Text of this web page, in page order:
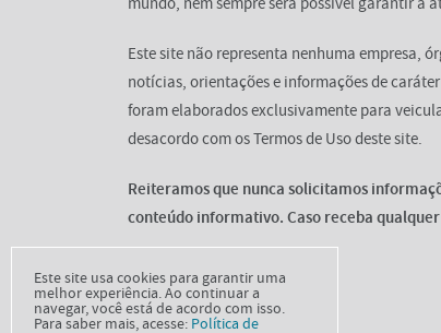
Este site não representa nenhuma empresa,
notícias, orientações e informações de
foram elaborados exclusivamente para
desacordo com os Termos de Uso deste site.
Reiteramos que nunca solicitamos
conteúdo informativo. Caso receba
Este site usa cookies para garantir uma
melhor experiência. Ao continuar a
navegar, você está de acordo com isso.
Para saber mais, acesse: Política de